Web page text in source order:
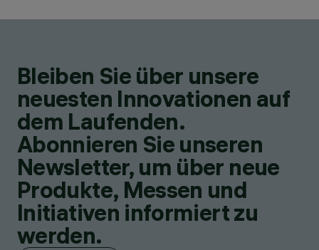
Bleiben Sie über unsere
neuesten Innovationen auf
dem Laufenden.
Abonnieren Sie unseren
Newsletter, um über neue
Produkte, Messen und
Initiativen informiert zu
werden.